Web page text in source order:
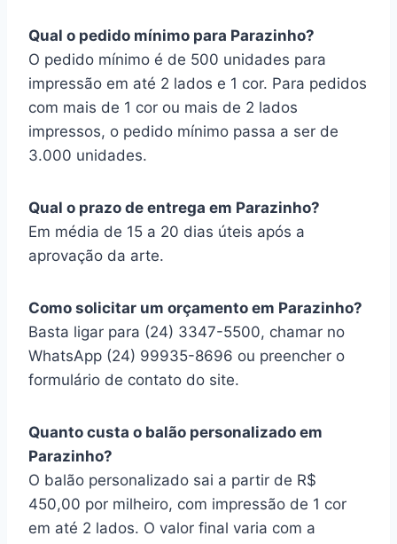
Qual o pedido mínimo para Parazinho?
O pedido mínimo é de 500 unidades para
impressão em até 2 lados e 1 cor. Para pedidos
com mais de 1 cor ou mais de 2 lados
impressos, o pedido mínimo passa a ser de
3.000 unidades.
Qual o prazo de entrega em Parazinho?
Em média de 15 a 20 dias úteis após a
aprovação da arte.
Como solicitar um orçamento em Parazinho?
Basta ligar para (24) 3347-5500, chamar no
WhatsApp (24) 99935-8696 ou preencher o
formulário de contato do site.
Quanto custa o balão personalizado em
Parazinho?
O balão personalizado sai a partir de R$
450,00 por milheiro, com impressão de 1 cor
em até 2 lados. O valor final varia com a